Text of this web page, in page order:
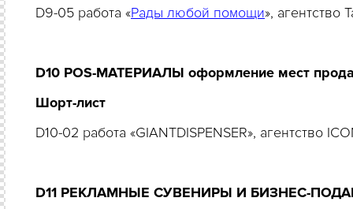
D9-05 работа «Рады любой помощи»,
D10 POS-МАТЕРИАЛЫ оформление мест
Шорт-лист
D10-02 работа «GIANTDISPENSER», агентство
D11 РЕКЛАМНЫЕ СУВЕНИРЫ И БИЗНЕС-